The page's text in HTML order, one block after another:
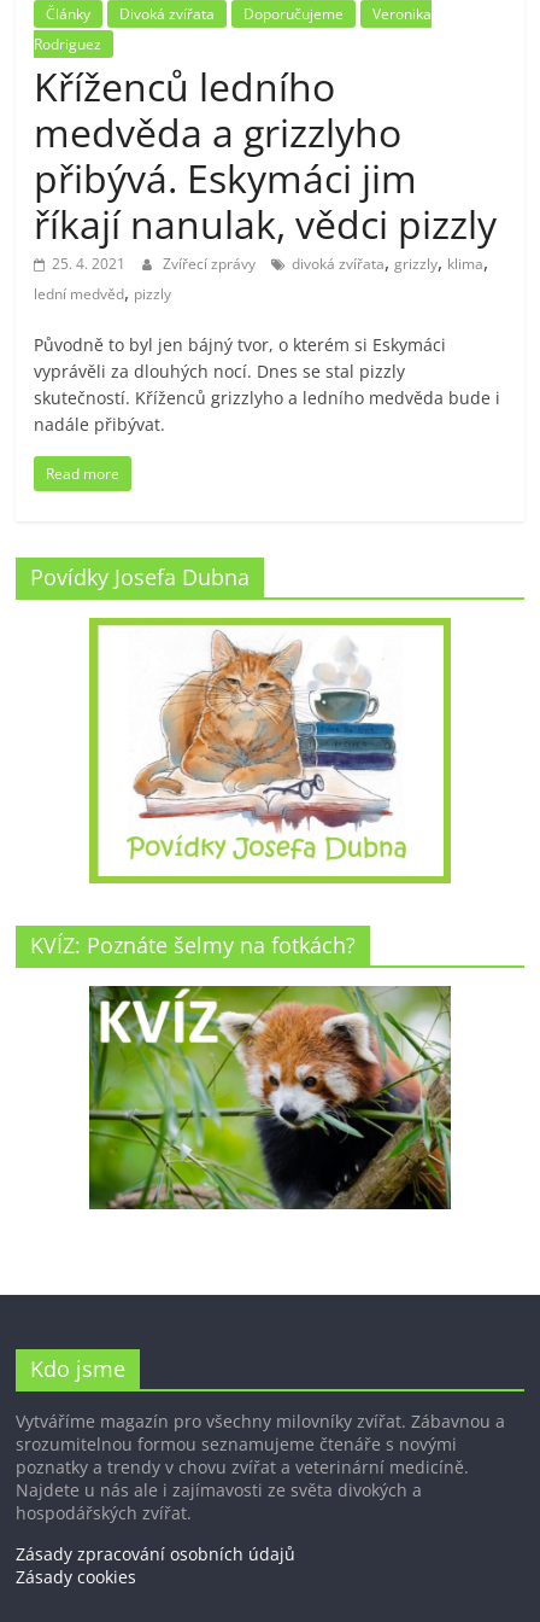
Články Divoká zvířata Doporučujeme
Veronika
Rodriguez
Kříženců ledního
medvěda a grizzlyho
přibývá. Eskymáci jim
říkají nanulak, vědci pizzly
25. 4. 2021 Zvířecí zprávy divoká zvířata,grizzly, klima,
lední medvěd, pizzly
Původně to byl jen bájný tvor, o kterém si Eskymáci
vyprávěli za dlouhých nocí. Dnes se stal pizzly
skutečností. Kříženců grizzlyho a ledního medvěda bude i
nadále přibývat.
Read more
Povídky Josefa Dubna
KVÍZ: Poznáte šelmy na fotkách?
Kdo jsme
Vytváříme magazín pro všechny milovníky zvířat. Zábavnou a
srozumitelnou formou seznamujeme čtenáře s novými
poznatky a trendy v chovu zvířat a veterinární medicíně.
Najdete u nás ale i zajímavosti ze světa divokých a
hospodářských zvířat.
Zásady zpracování osobních údajů
Zásady cookies